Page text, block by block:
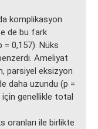
komplikasyon
de bu fark
0,157). Nüks
Ameliyat
parsiyel eksizyon
daha uzundu (p =
genellikle total
oranları ile birlikte